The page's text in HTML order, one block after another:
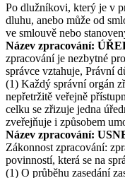
Po dlužníkovi, který je v
dluhu, anebo může od
ve smlouvě nebo
Název zpracování:
zpracování je nezbytné
správce vztahuje, Právní
(1) Každý správní orgán
nepřetržitě veřejně
celku se zřizuje jedna
zveřejňuje i způsobem
Název zpracování:
Zákonnost zpracování:
povinností, která se na
(1) O průběhu zasedání